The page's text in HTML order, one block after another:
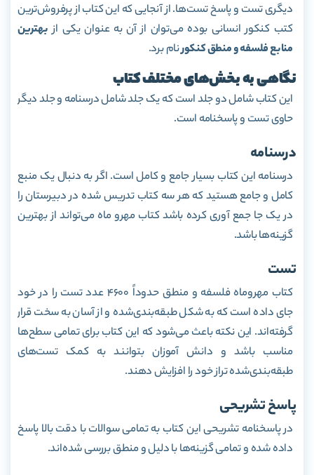
دیگری تست و پاسخ تست‌ها. از آنجایی که این کتاب از پرفروش‌ترین
کتب کنکور انسانی بوده می‌توان از آن به عنوان یکی ازبهترین
منابع فلسفه و منطق کنکورنام برد.
نگاهی به بخش‌های مختلف کتاب
این کتاب شامل دو جلد است که یک جلد شامل درسنامه و جلد دیگر
حاوی تست و پاسخنامه است.
درسنامه
درسنامه این کتاب بسیار جامع و کامل است. اگر به دنبال یک منبع
کامل و جامع هستید که هر سه کتاب تدریس شده در دبیرستان را
در یک جا جمع آوری کرده باشد کتاب مهرو ماه می‌تواند از بهترین
گزینه‌ها باشد.
تست
کتاب مهروماه فلسفه و منطق حدوداً 4600 عدد تست را در خود
جای داده است که به شکل طبقه‌بندی‌شده و از آسان به سخت قرار
گرفته‌اند. این نکته باعث می‌شود که این کتاب برای تمامی سطح‌ها
مناسب باشد و دانش آموزان بتوانند به کمک تست‌های
طبقه‌بندی‌شده تراز خود را افزایش دهند.
پاسخ تشریحی
در پاسخنامه تشریحی این کتاب به تمامی سوالات با دقت بالا پاسخ
داده شده و تمامی گزینه‌ها با دلیل و منطق بررسی شده‌اند.